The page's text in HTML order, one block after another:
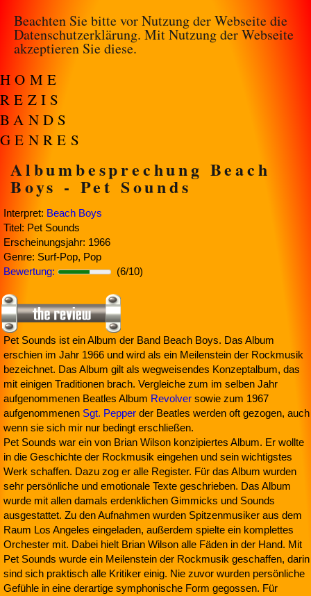
Beachten Sie bitte vor Nutzung der Webseite die
Datenschutzerklärung. Mit Nutzung der Webseite
akzeptieren Sie diese.
HOME
REZIS
BANDS
GENRES
Albumbesprechung Beach
Boys - Pet Sounds
Interpret: Beach Boys
Titel: Pet Sounds
Erscheinungsjahr: 1966
Genre: Surf-Pop, Pop
Bewertung:
(6/10)
Pet Sounds ist ein Album der Band Beach Boys. Das Album
erschien im Jahr 1966 und wird als ein Meilenstein der Rockmusik
bezeichnet. Das Album gilt als wegweisendes Konzeptalbum, das
mit einigen Traditionen brach. Vergleiche zum im selben Jahr
aufgenommenen Beatles Album Revolver sowie zum 1967
aufgenommenen Sgt. Pepper der Beatles werden oft gezogen, auch
wenn sie sich mir nur bedingt erschließen.
Pet Sounds war ein von Brian Wilson konzipiertes Album. Er wollte
in die Geschichte der Rockmusik eingehen und sein wichtigstes
Werk schaffen. Dazu zog er alle Register. Für das Album wurden
sehr persönliche und emotionale Texte geschrieben. Das Album
wurde mit allen damals erdenklichen Gimmicks und Sounds
ausgestattet. Zu den Aufnahmen wurden Spitzenmusiker aus dem
Raum Los Angeles eingeladen, außerdem spielte ein komplettes
Orchester mit. Dabei hielt Brian Wilson alle Fäden in der Hand. Mit
Pet Sounds wurde ein Meilenstein der Rockmusik geschaffen, darin
sind sich praktisch alle Kritiker einig. Nie zuvor wurden persönliche
Gefühle in eine derartige symphonische Form gegossen. Für